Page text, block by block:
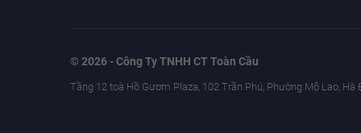
© 2026 - Công Ty TNHH CT Toàn Cầu
Tầng 12 toà Hồ Gươm Plaza, 102 Trần Phú, Phường Mộ Lao, Hà